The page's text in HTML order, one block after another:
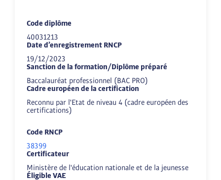
Code diplôme
40031213
Date d’enregistrement RNCP
19/12/2023
Sanction de la formation/Diplôme préparé
Baccalauréat professionnel (BAC PRO)
Cadre européen de la certification
Reconnu par l'Etat de niveau 4 (cadre européen des
certifications)
Code RNCP
38399
Certificateur
Ministère de l'éducation nationale et de la jeunesse
Éligible VAE